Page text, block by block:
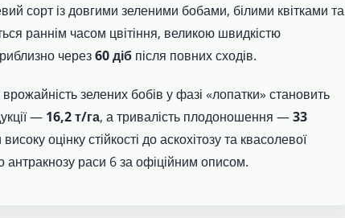
сорт із довгими зеленими бобами, білими квітками та
раннім часом цвітіння, великою швидкістю
через60 діб після повних сходів.
зелених бобів у фазі «лопатки» становить
— 16,2 т/га, а тривалість плодоношення —33
оцінку стійкості до аскохітозу та квасолевої
антракнозу раси 6 за офіційним описом.